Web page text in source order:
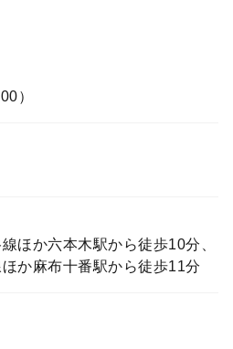
）
ほか六本木駅から徒歩10分、
か麻布十番駅から徒歩11分